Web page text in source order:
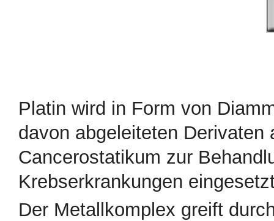
Platin wird in Form von
davon abgeleiteten Derivaten
Cancerostatikum zur
Krebserkrankungen
Der Metallkomplex greift